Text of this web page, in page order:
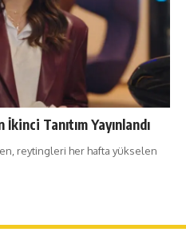
İkinci Tanıtım Yayınlandı
reytingleri her hafta yükselen